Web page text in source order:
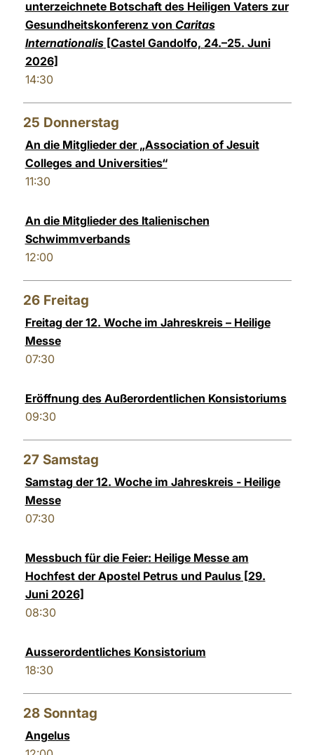
unterzeichnete Botschaft des Heiligen Vaters zur
Gesundheitskonferenz von Caritas
Internationalis[Castel Gandolfo, 24.–25. Juni
2026]
14:30
25 Donnerstag
An die Mitglieder der „Association of Jesuit
Colleges and Universities“
11:30
An die Mitglieder des Italienischen
Schwimmverbands
12:00
26 Freitag
Freitag der 12. Woche im Jahreskreis – Heilige
Messe
07:30
Eröffnung des Außerordentlichen Konsistoriums
09:30
27 Samstag
Samstag der 12. Woche im Jahreskreis - Heilige
Messe
07:30
Messbuch für die Feier: Heilige Messe am
Hochfest der Apostel Petrus und Paulus [29.
Juni 2026]
08:30
Ausserordentliches Konsistorium
18:30
28 Sonntag
Angelus